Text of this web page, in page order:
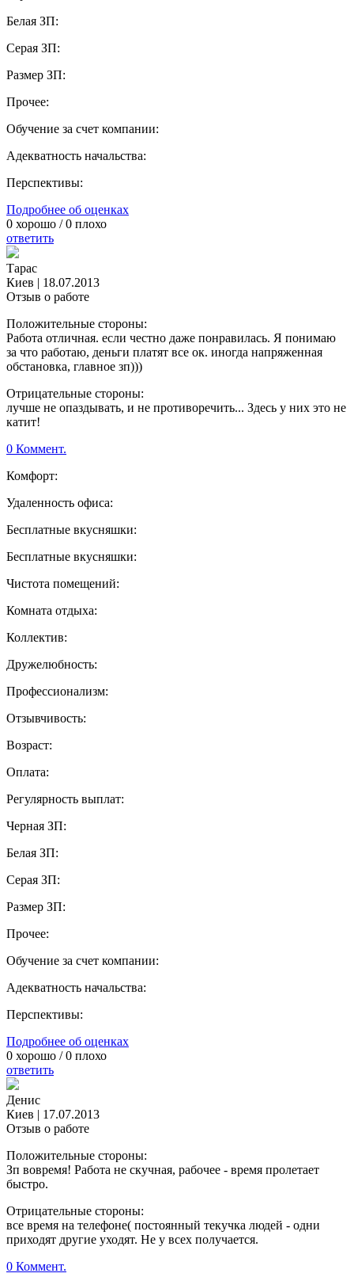
Белая ЗП:
Серая ЗП:
Размер ЗП:
Прочее:
Обучение за счет компании:
Адекватность начальства:
Перспективы:
Подробнее об оценках
0 хорошо /0 плохо
ответить
Тарас
Киев | 18.07.2013
Отзыв о работе
Положительные стороны:
Работа отличная. если честно даже понравилась. Я понимаю
за что работаю, деньги платят все ок. иногда напряженная
обстановка, главное зп)))
Отрицательные стороны:
лучше не опаздывать, и не противоречить... Здесь у них это не
катит!
0 Коммент.
Комфорт:
Удаленность офиса:
Бесплатные вкусняшки:
Бесплатные вкусняшки:
Чистота помещений:
Комната отдыха:
Коллектив:
Дружелюбность:
Профессионализм:
Отзывчивость:
Возраст:
Оплата:
Регулярность выплат:
Черная ЗП:
Белая ЗП:
Серая ЗП:
Размер ЗП:
Прочее:
Обучение за счет компании:
Адекватность начальства:
Перспективы:
Подробнее об оценках
0 хорошо /0 плохо
ответить
Денис
Киев | 17.07.2013
Отзыв о работе
Положительные стороны:
Зп вовремя! Работа не скучная, рабочее - время пролетает
быстро.
Отрицательные стороны:
все время на телефоне( постоянный текучка людей - одни
приходят другие уходят. Не у всех получается.
0 Коммент.